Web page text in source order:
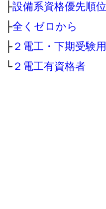
├設備系資格優先順位
├全くゼロから
├ ２電工・下期受験用
└ ２電工有資格者